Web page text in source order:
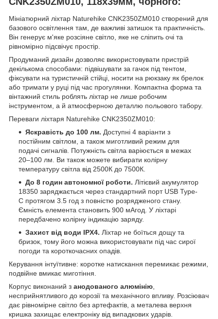
Мініатюрний ліхтар Naturehike CNK2350ZM010 створений для
базового освітлення там, де важливі затишок та практичність.
Він генерує м'яке розсіяне світло, яке не сліпить очі та
рівномірно підсвічує простір.
Продуманий дизайн дозволяє використовувати пристрій
декількома способами: підвішувати за гачок під тентом,
фіксувати на туристичній стійці, носити на рюкзаку як брелок
або тримати у руці під час прогулянки. Компактна форма та
вінтажний стиль роблять ліхтар не лише робочим
інструментом, а й атмосферною деталлю польового табору.
Переваги ліхтаря Naturehike CNK2350ZM010:
Яскравість до 100 лм. Доступні 4 варіанти з
постійним світлом, а також миготливий режим для
подачі сигналів. Потужність світла варіюється в межах
20–100 лм. Ви також можете вибирати колірну
температуру світла від 2500К до 7500К.
До 8 годин автономної роботи. Літієвий акумулятор
18350 заряджається через стандартний порт USB Type-
C протягом 3.5 год з повністю розрядженого стану.
Ємність елемента становить 900 мАгод. У ліхтарі
передбачено колірну індикацію заряду.
Захист від води IPX4. Ліхтар не боїться дощу та
бризок, тому його можна використовувати під час сирої
погоди та короткочасних опадів.
Керування інтуїтивне: коротке натискання перемикає режими,
подвійне вмикає миготіння.
Корпус виконаний з анодованого алюмінію,
несприйнятливого до корозії та механічного впливу. Розсіювач
дає рівномірне світло без артефактів, а металева верхня
кришка захищає електроніку від випадкових ударів.